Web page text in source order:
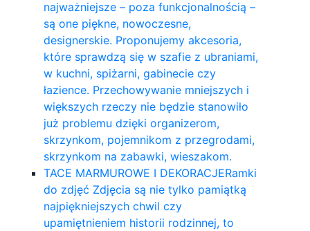
najważniejsze – poza funkcjonalnością –
są one piękne, nowoczesne,
designerskie. Proponujemy akcesoria,
które sprawdzą się w szafie z ubraniami,
w kuchni, spiżarni, gabinecie czy
łazience. Przechowywanie mniejszych i
większych rzeczy nie będzie stanowiło
już problemu dzięki organizerom,
skrzynkom, pojemnikom z przegrodami,
skrzynkom na zabawki, wieszakom.
TACE MARMUROWE I DEKORACJERamki
do zdjęć Zdjęcia są nie tylko pamiątką
najpiękniejszych chwil czy
upamiętnieniem historii rodzinnej, to